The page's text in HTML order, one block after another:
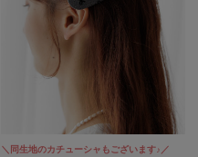
＼同生地のカチューシャもございます♪／